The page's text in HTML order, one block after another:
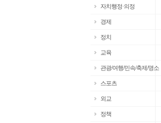
자치행정·의정
경제
정치
교육
관광/여행/민속/축제/명소
스포츠
외교
정책